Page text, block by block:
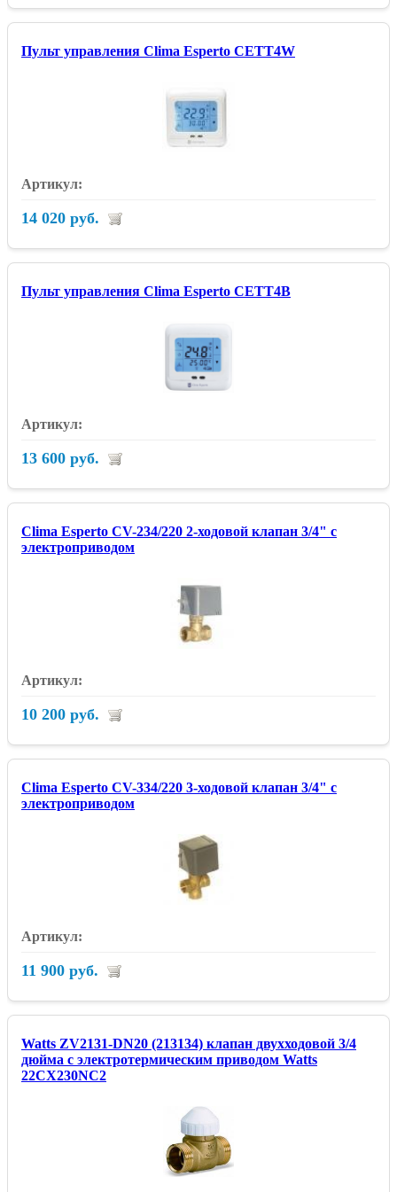
Пульт управления Clima Esperto CETT4W
14 020 руб.
Пульт управления Clima Esperto CETT4B
13 600 руб.
Clima Esperto CV-234/220 2-ходовой клапан 3/4" с
электроприводом
10 200 руб.
Clima Esperto CV-334/220 3-ходовой клапан 3/4" с
электроприводом
11 900 руб.
Watts ZV2131-DN20 (213134) клапан двухходовой 3/4
дюйма с электротермическим приводом Watts
22CX230NC2